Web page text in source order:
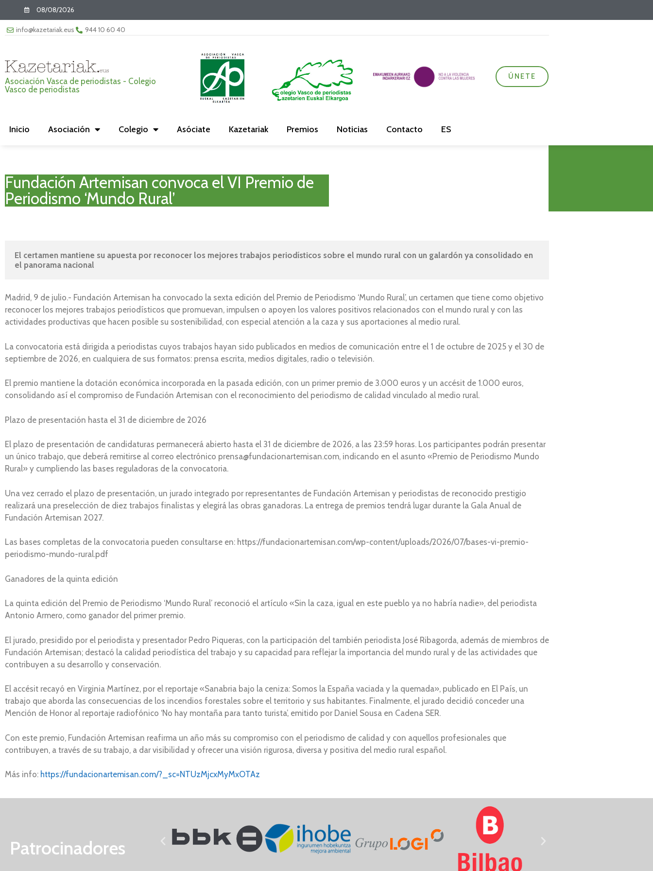
08/08/2026
info@kazetariak.eus 944 10 60 40
Asociación Vasca de periodistas - Colegio
Vasco de periodistas
ÚNETE
Inicio Asociación Colegio Asóciate Kazetariak Premios Noticias Contacto ES
Fundación Artemisan convoca el VI Premio de
Periodismo ‘Mundo Rural’
El certamen mantiene su apuesta por reconocer los mejores trabajos periodísticos sobre el mundo rural con un galardón ya consolidado en
el panorama nacional
Madrid, 9 de julio.- Fundación Artemisan ha convocado la sexta edición del Premio de Periodismo ‘Mundo Rural’, un certamen que tiene como objetivo
reconocer los mejores trabajos periodísticos que promuevan, impulsen o apoyen los valores positivos relacionados con el mundo rural y con las
actividades productivas que hacen posible su sostenibilidad, con especial atención a la caza y sus aportaciones al medio rural.
La convocatoria está dirigida a periodistas cuyos trabajos hayan sido publicados en medios de comunicación entre el 1 de octubre de 2025 y el 30 de
septiembre de 2026, en cualquiera de sus formatos: prensa escrita, medios digitales, radio o televisión.
El premio mantiene la dotación económica incorporada en la pasada edición, con un primer premio de 3.000 euros y un accésit de 1.000 euros,
consolidando así el compromiso de Fundación Artemisan con el reconocimiento del periodismo de calidad vinculado al medio rural.
Plazo de presentación hasta el 31 de diciembre de 2026
El plazo de presentación de candidaturas permanecerá abierto hasta el 31 de diciembre de 2026, a las 23:59 horas. Los participantes podrán presentar
un único trabajo, que deberá remitirse al correo electrónico prensa@fundacionartemisan.com, indicando en el asunto «Premio de Periodismo Mundo
Rural» y cumpliendo las bases reguladoras de la convocatoria.
Una vez cerrado el plazo de presentación, un jurado integrado por representantes de Fundación Artemisan y periodistas de reconocido prestigio
realizará una preselección de diez trabajos finalistas y elegirá las obras ganadoras. La entrega de premios tendrá lugar durante la Gala Anual de
Fundación Artemisan 2027.
Las bases completas de la convocatoria pueden consultarse en: https://fundacionartemisan.com/wp-content/uploads/2026/07/bases-vi-premio-
periodismo-mundo-rural.pdf
Ganadores de la quinta edición
La quinta edición del Premio de Periodismo ‘Mundo Rural’ reconoció el artículo «Sin la caza, igual en este pueblo ya no habría nadie», del periodista
Antonio Armero, como ganador del primer premio.
El jurado, presidido por el periodista y presentador Pedro Piqueras, con la participación del también periodista José Ribagorda, además de miembros de
Fundación Artemisan; destacó la calidad periodística del trabajo y su capacidad para reflejar la importancia del mundo rural y de las actividades que
contribuyen a su desarrollo y conservación.
El accésit recayó en Virginia Martínez, por el reportaje «Sanabria bajo la ceniza: Somos la España vaciada y la quemada», publicado en El País, un
trabajo que aborda las consecuencias de los incendios forestales sobre el territorio y sus habitantes. Finalmente, el jurado decidió conceder una
Mención de Honor al reportaje radiofónico ‘No hay montaña para tanto turista’, emitido por Daniel Sousa en Cadena SER.
Con este premio, Fundación Artemisan reafirma un año más su compromiso con el periodismo de calidad y con aquellos profesionales que
contribuyen, a través de su trabajo, a dar visibilidad y ofrecer una visión rigurosa, diversa y positiva del medio rural español.
Más info: https://fundacionartemisan.com/?_sc=NTUzMjcxMyMxOTAz
Patrocinadores